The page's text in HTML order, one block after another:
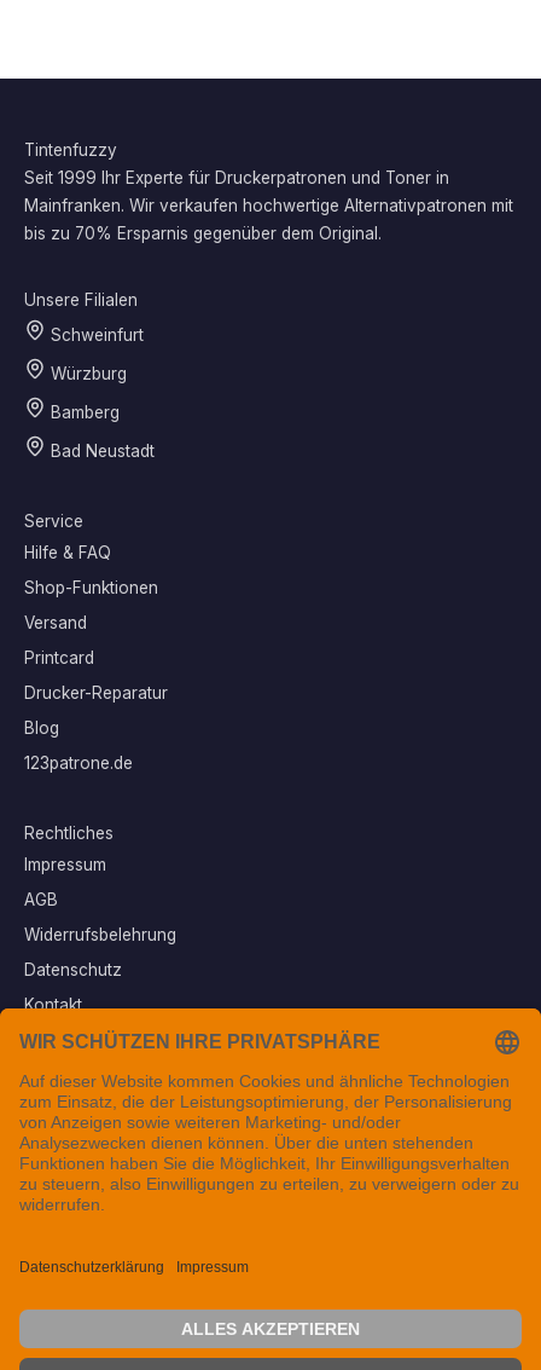
Tintenfuzzy
Seit 1999 Ihr Experte für Druckerpatronen und Toner in
Mainfranken. Wir verkaufen hochwertige Alternativpatronen mit
bis zu 70% Ersparnis gegenüber dem Original.
Unsere Filialen
Schweinfurt
Würzburg
Bamberg
Bad Neustadt
Service
Hilfe & FAQ
Shop-Funktionen
Versand
Printcard
Drucker-Reparatur
Blog
123patrone.de
Rechtliches
Impressum
AGB
Widerrufsbelehrung
Datenschutz
Kontakt
Vertrag widerrufen
Sichere Zahlungsarten